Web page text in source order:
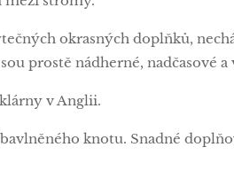
okrasných doplňků,
prostě nádherné, nadčasové
v Anglii.
knotu. Snadné